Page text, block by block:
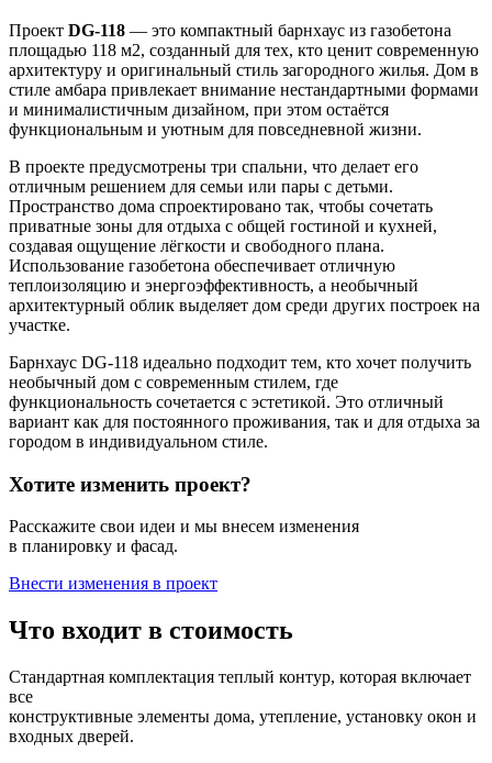
Проект DG-118 — это компактный барнхаус из газобетона
площадью 118 м2, созданный для тех, кто ценит современную
архитектуру и оригинальный стиль загородного жилья. Дом в
стиле амбара привлекает внимание нестандартными формами
и минималистичным дизайном, при этом остаётся
функциональным и уютным для повседневной жизни.
В проекте предусмотрены три спальни, что делает его
отличным решением для семьи или пары с детьми.
Пространство дома спроектировано так, чтобы сочетать
приватные зоны для отдыха с общей гостиной и кухней,
создавая ощущение лёгкости и свободного плана.
Использование газобетона обеспечивает отличную
теплоизоляцию и энергоэффективность, а необычный
архитектурный облик выделяет дом среди других построек на
участке.
Барнхаус DG-118 идеально подходит тем, кто хочет получить
необычный дом с современным стилем, где
функциональность сочетается с эстетикой. Это отличный
вариант как для постоянного проживания, так и для отдыха за
городом в индивидуальном стиле.
Хотите изменить проект?
Расскажите свои идеи и мы внесем изменения
в планировку и фасад.
Внести изменения в проект
Что входит в стоимость
Стандартная комплектация теплый контур, которая включает
все
конструктивные элементы дома, утепление, установку окон и
входных дверей.